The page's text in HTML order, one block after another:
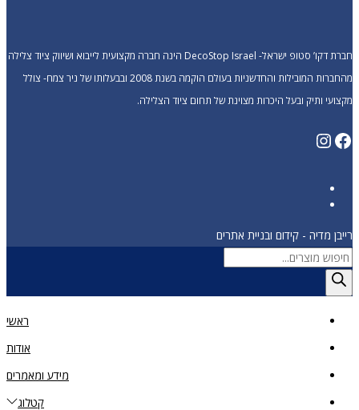
חברת דקו’ סטופ ישראל- DecoStop Israel הינה חברה מקצועית לייבוא ושיווק ציוד צלילה
מהחברות המובילות והחדשניות בעולם הוקמה בשנת 2008 ובבעלותו של ניר צמח- צולל
מקצועי ותיק ובעל היכרות מצוינת של תחום ציוד הצלילה.
Facebook
Instagram
רייבן מדיה - קידום ובניית אתרים
Products
search
ראשי
אודות
מידע ומאמרים
קטלוג